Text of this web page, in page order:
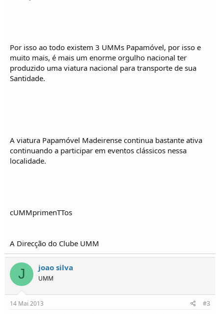
Por isso ao todo existem 3 UMMs Papamóvel, por isso e
muito mais, é mais um enorme orgulho nacional ter
produzido uma viatura nacional para transporte de sua
Santidade.
A viatura Papamóvel Madeirense continua bastante ativa
continuando a participar em eventos clássicos nessa
localidade.
cUMMprimenTTos
A Direcção do Clube UMM
J joao silva
UMM
14 Mai 2013 #3